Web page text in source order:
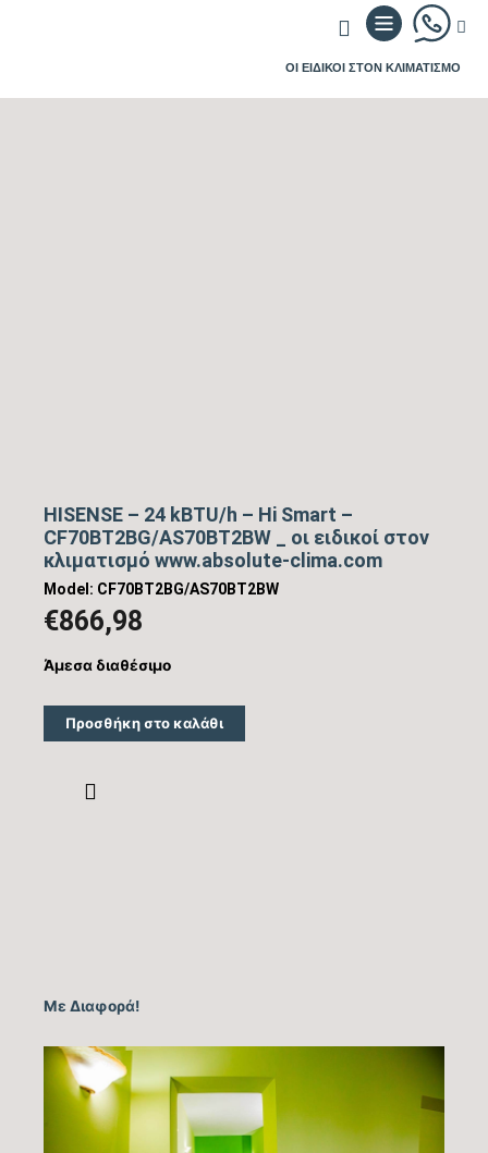
ΟΙ ΕΙΔΙΚΟΙ ΣΤΟΝ ΚΛΙΜΑΤΙΣΜΟ
HISENSE – 24 kBTU/h – Hi Smart –
CF70BT2BG/AS70BT2BW _ οι ειδικοί στον
κλιματισμό www.absolute-clima.com
Model: CF70BT2BG/AS70BT2BW
€866,98
Άμεσα διαθέσιμο
Προσθήκη στο καλάθι
Με Διαφορά!